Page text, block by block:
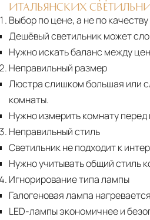
ИТАЛЬЯНСКИХ
Выбор по цене, а не по качеству
Дешёвый светильник может
Нужно искать баланс между
Неправильный размер
Люстра слишком большая или
комнаты.
Нужно измерить комнату перед
Неправильный стиль
Светильник не подходит к
Нужно учитывать общий стиль
Игнорирование типа лампы
Галогеновая лампа
LED-лампы экономичнее и